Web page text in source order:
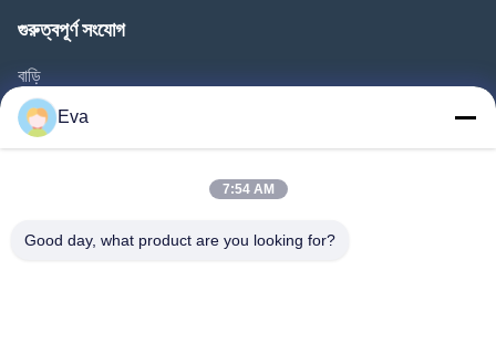
গুরুত্বপূর্ণ সংযোগ
বাড়ি
পণ্য
ভিডিও
কারখানা পরিদর্শন
Eva
7:54 AM
Good day, what product are you looking for?